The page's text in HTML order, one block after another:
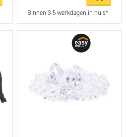
Binnen 3-5 werkdagen in huis*